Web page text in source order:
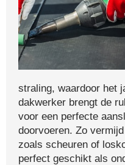
straling, waardoor het
dakwerker brengt de
voor een perfecte
doorvoeren. Zo
zoals scheuren of
perfect geschikt als